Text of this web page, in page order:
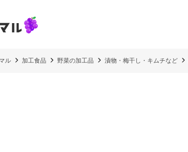
ル 加工食品 野菜の加工品 漬物・梅干し・キムチなど